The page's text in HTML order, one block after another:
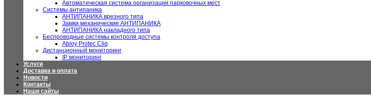
Автоматическая система организации парковочных мест
Системы антипаника
АНТИПАНИКА врезного типа
Замки механические АНТИПАНИКА
АНТИПАНИКА накладного типа
Беспроводные системы контроля доступа
Abloy Protec Cliq
Дистанционный мониторинг
IP мониторинг
Услуги
Доставка и оплата
Новости
Контакты
Наши сайты